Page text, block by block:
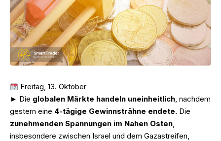
Freitag, 13. Oktober
► Die globalen Märkte handeln uneinheitlich, nachdem
gestern eine 4-tägige Gewinnsträhne endete. Die
zunehmenden Spannungen im Nahen Osten,
insbesondere zwischen Israel und dem Gazastreifen,